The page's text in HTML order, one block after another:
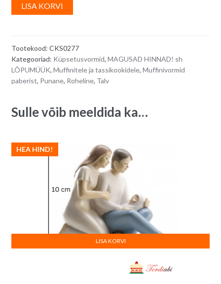
LISA KORVI
l
r
n
a
v
Tootekood: CKS0277
Kategooriad: Küpsetusvormid, MAGUSAD HINNAD! sh
LÕPUMÜÜK, Muffinitele ja tassikookidele, Muffinivormid
paberist, Punane, Roheline, Talv
Sulle võib meeldida ka…
HEA HIND!
LISA KORVI